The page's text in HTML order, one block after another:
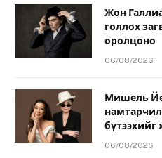
Жон
голлох
оролцоно
06/08/2026
Мишель
бүтээхийг
06/08/2026